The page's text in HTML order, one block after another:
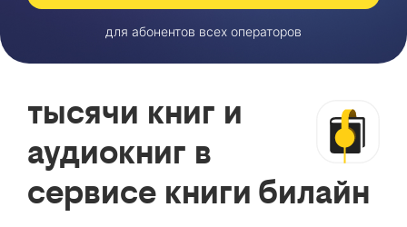
для абонентов всех операторов
тысячи книг и
аудиокниг в
сервисе книги билайн